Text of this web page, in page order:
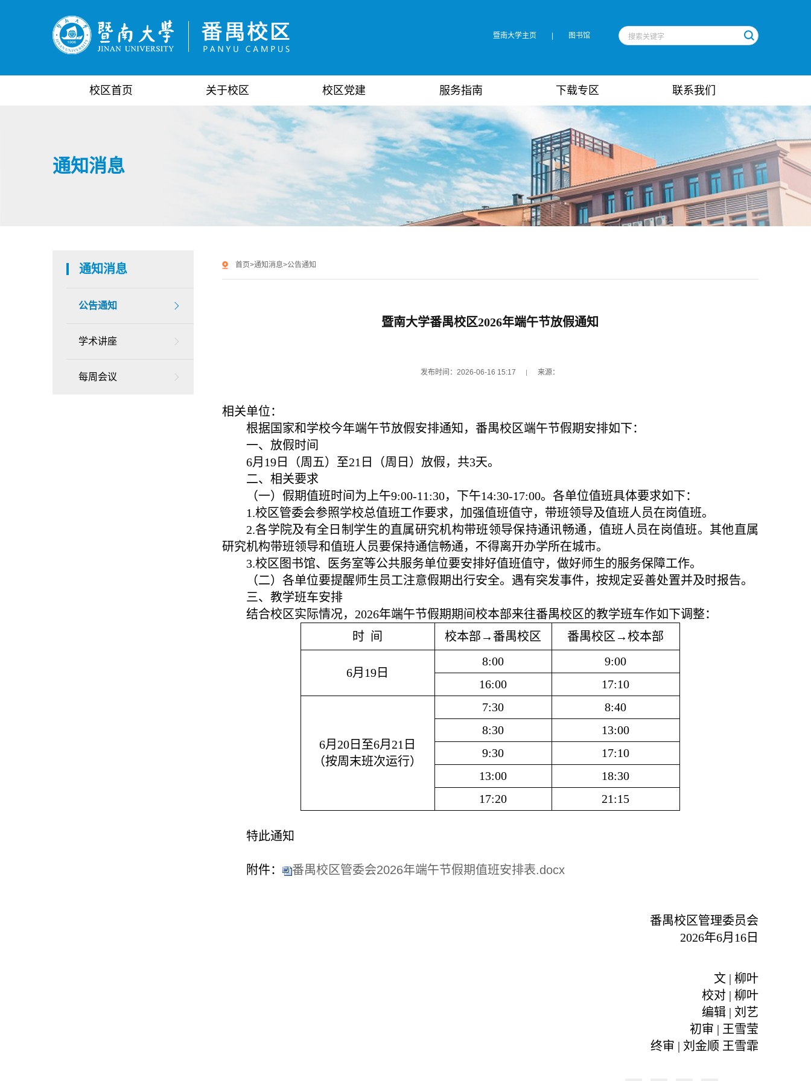
暨南大学主页 图书馆
校区首页 关于校区 校区党建 服务指南 下载专区 联系我们
通知消息
通知消息
公告通知
学术讲座
每周会议
首页>通知消息>公告通知
暨南大学番禺校区2026年端午节放假通知
发布时间：2026-06-16 15:17 来源：
相关单位：
根据国家和学校今年端午节放假安排通知，番禺校区端午节假期安排如下：
一、放假时间
6月19日（周五）至21日（周日）放假，共3天。
二、相关要求
（一）假期值班时间为上午9:00-11:30，下午14:30-17:00。各单位值班具体要求如下：
1.校区管委会参照学校总值班工作要求，加强值班值守，带班领导及值班人员在岗值班。
2.各学院及有全日制学生的直属研究机构带班领导保持通讯畅通，值班人员在岗值班。其他直属
研究机构带班领导和值班人员要保持通信畅通，不得离开办学所在城市。
3.校区图书馆、医务室等公共服务单位要安排好值班值守，做好师生的服务保障工作。
（二）各单位要提醒师生员工注意假期出行安全。遇有突发事件，按规定妥善处置并及时报告。
三、教学班车安排
结合校区实际情况，2026年端午节假期期间校本部来往番禺校区的教学班车作如下调整：
时 间
校本部→番禺校区 番禺校区→校本部
6月19日
8:00
9:00
16:00
17:10
6月20日 至6月21日
（按周末班次运行）
7:30
8:40
8:30
13:00
9:30
17:10
13:00
18:30
17:20
21:15
特此通知
附件： 番禺校区管委会2026年端午节假期值班安排表.docx
番禺校区管理委员会
2026年6月16日
文 | 柳叶
校对 | 柳叶
编辑 | 刘艺
初审 | 王雪莹
终审 | 刘金顺 王雪霏